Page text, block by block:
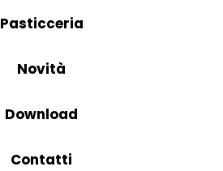
Pasticceria
Novità
Download
Contatti